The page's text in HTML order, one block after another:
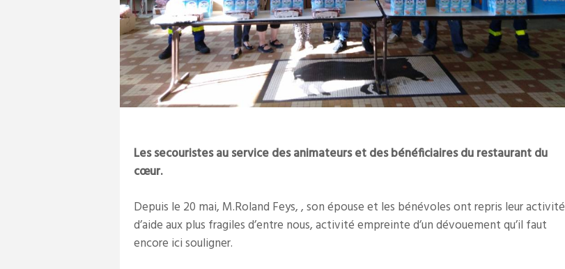
Les secouristes au service des animateurs et des bénéficiaires du restaurant du
cœur.
Depuis le 20 mai, M.Roland Feys, , son épouse et les bénévoles ont repris leur activité
d’aide aux plus fragiles d’entre nous, activité empreinte d’un dévouement qu’il faut
encore ici souligner.